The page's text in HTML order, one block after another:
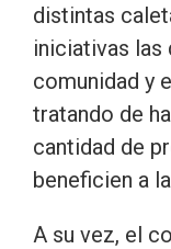
distintas
iniciativas las
comunidad y
tratando de
cantidad de
beneficien a
A su vez, el